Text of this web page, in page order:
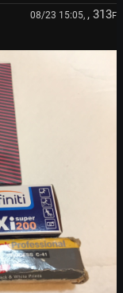
08/23 15:05, , 313F